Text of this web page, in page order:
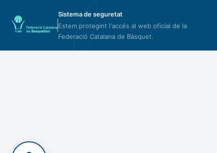
Sistema de seguretat
Estem protegint l'accés al web oficial de la
Federació Catalana de Bàsquet.